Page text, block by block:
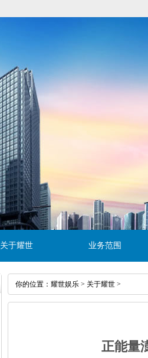
关于耀世 业务范围
你的位置： 耀世娱乐 > 关于耀世 >
正能量